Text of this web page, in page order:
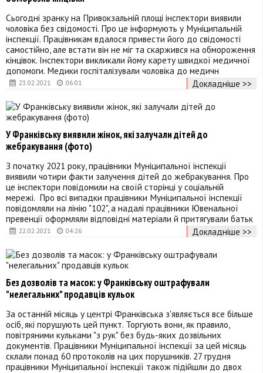
23.02.2021 06:01
Сьогодні зранку на Привокзальній площі інспектори виявили
чоловіка без свідомості. Про це інформують у Муніципальній
інспекції. Працівникам вдалося привести його до свідомості
самостійно, але встати він не міг та скаржився на обмороження
кінцівок. Інспектори викликали йому карету швидкої медичної
допомоги. Медики госпіталізували чоловіка до медичн
Докладніше >>
22.02.2021 04:26
У Франківську виявили жінок, які залучали дітей до
жебракування (фото)
З початку 2021 року, працівники Муніципальної інспекції
виявили чотири факти залучення дітей до жебракування. Про
це інспектори повідомили на своїй сторінці у соціальній
мережі. Про всі випадки працівники Муніципальної інспекції
повідомляли на лінію "102", а надалі працівники Ювенальної
превенції оформляли відповідні матеріали й притягували батьк
Докладніше >>
Без дозволів та масок: у Франківську оштрафували
"нелегальних" продавців кульок
За останній місяць у центрі Франківська з'являється все більше
осіб, які порушують цей пункт. Торгують вони, як правило,
повітряними кульками "з рук" без будь-яких дозвільних
документів. Працівники Муніципальної інспекції за цей місяць
склали понад 60 протоколів на цих порушників. 27 грудня
працівники Муніципальної інспекції також підійшли до двох